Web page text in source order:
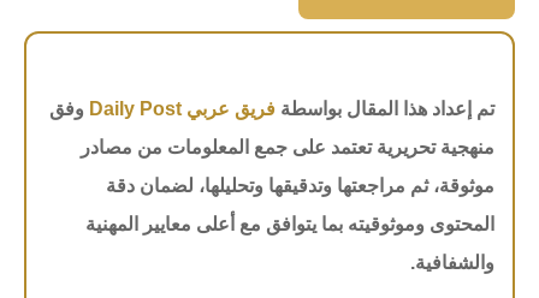
تم إعداد هذا المقال بواسطة فريق عربي Daily Post
وفق
منهجية تحريرية تعتمد على جمع المعلومات من مصادر
موثوقة، ثم مراجعتها وتدقيقها وتحليلها، لضمان دقة
المحتوى وموثوقيته بما يتوافق مع أعلى معايير المهنية
والشفافية.